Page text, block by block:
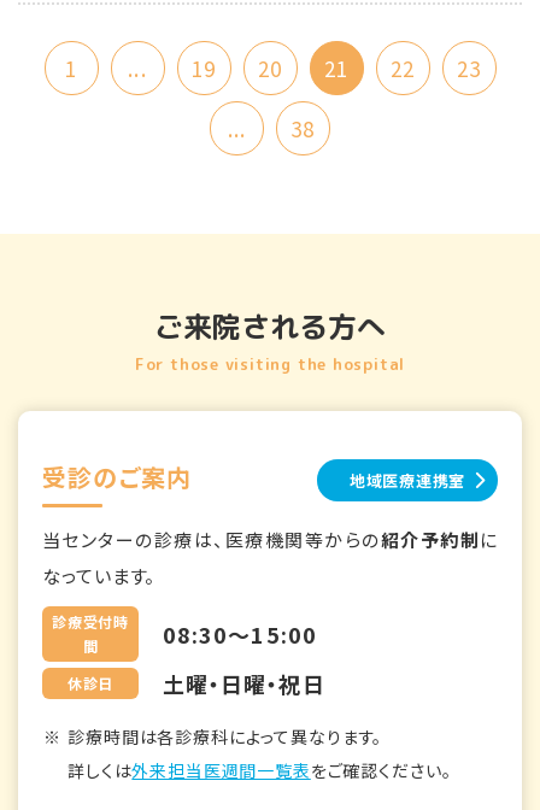
1 ... 19 20 21 22
23
...
38
ご来院される方へ
For those visiting the hospital
受診のご案内 地域医療連携室
当センターの診療は、医療機関等からの紹介予約制に
なっています。
診療受付時
間
08:30～15:00
休診日 土曜・日曜・祝日
診療時間は各診療科によって異なります。
詳しくは外来担当医週間一覧表をご確認ください。